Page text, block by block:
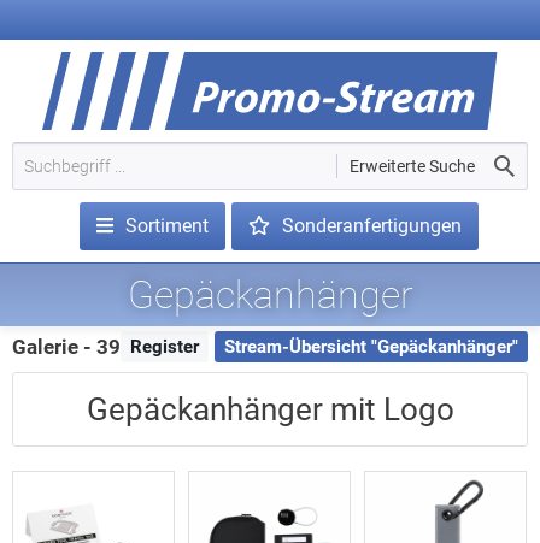
Sortiment Sonderanfertigungen
Erweiterte Suche
Gepäckanhänger
Galerie - 39 Treffer
Register Stream-Übersicht "Gepäckanhänger"
Gepäckanhänger mit Logo